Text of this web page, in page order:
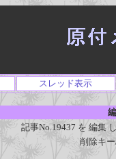
スレッド表示
記事No.19437 を 編集
削除キ